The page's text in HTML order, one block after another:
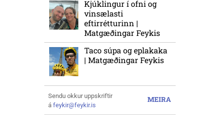
Kjúklingur í ofni og
vinsælasti
eftirrétturinn |
Matgæðingar Feykis
Taco súpa og eplakaka
| Matgæðingar Feykis
MEIRA
Sendu okkur uppskriftir
á feykir@feykir.is